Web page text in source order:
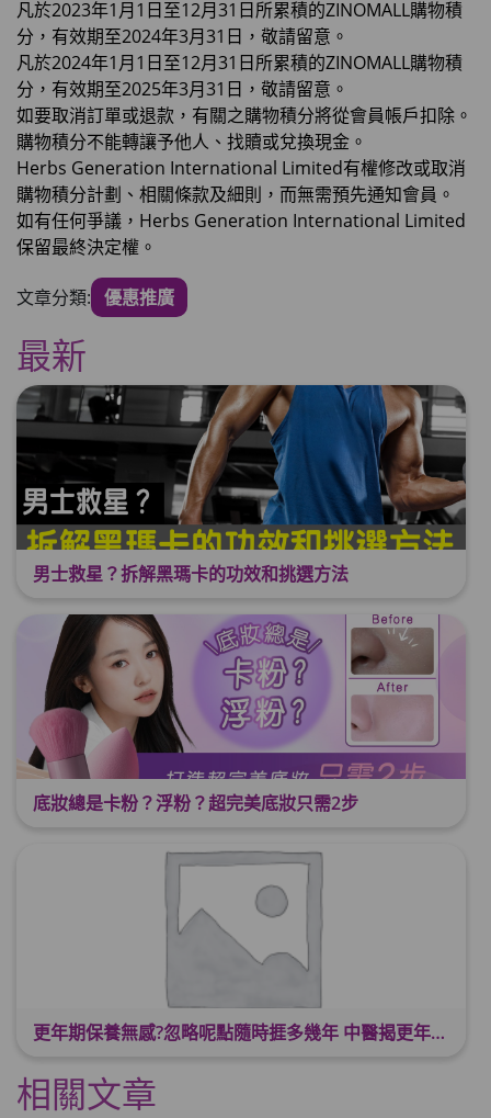
凡於2023年1月1日至12月31日所累積的ZINOMALL購物積
分，有效期至2024年3月31日，敬請留意。
凡於2024年1月1日至12月31日所累積的ZINOMALL購物積
分，有效期至2025年3月31日，敬請留意。
如要取消訂單或退款，有關之購物積分將從會員帳戶扣除。
購物積分不能轉讓予他人、找贖或兌換現金。
Herbs Generation International Limited有權修改或取消
購物積分計劃、相關條款及細則，而無需預先通知會員。
如有任何爭議，Herbs Generation International Limited
保留最終決定權。
文章分類: 優惠推廣
最新
男士救星？拆解黑瑪卡的功效和挑選方法
底妝總是卡粉？浮粉？超完美底妝只需2步
更年期保養無感?忽略呢點隨時捱多幾年 中醫揭更年保養關鍵 輕鬆舒適渡過更年期
相關文章